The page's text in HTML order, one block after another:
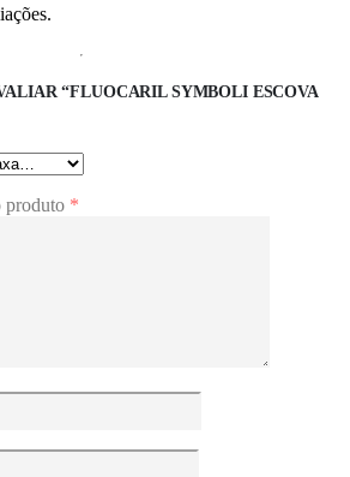
“FLUOCARIL SYMBOLI ESCOVA
produto *